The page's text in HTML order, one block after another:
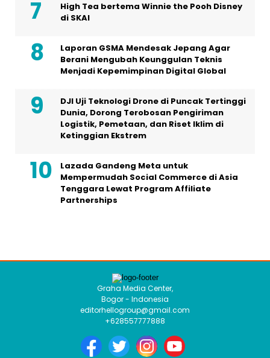
High Tea bertema Winnie the Pooh Disney
di SKAI
Laporan GSMA Mendesak Jepang Agar
Berani Mengubah Keunggulan Teknis
Menjadi Kepemimpinan Digital Global
DJI Uji Teknologi Drone di Puncak Tertinggi
Dunia, Dorong Terobosan Pengiriman
Logistik, Pemetaan, dan Riset Iklim di
Ketinggian Ekstrem
Lazada Gandeng Meta untuk
Mempermudah Social Commerce di Asia
Tenggara Lewat Program Affiliate
Partnerships
Graha Media Center,
Bogor - Indonesia
editorhellogroup@gmail.com
+628557777888